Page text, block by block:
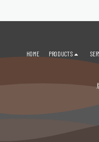
HOME PRODUCTS